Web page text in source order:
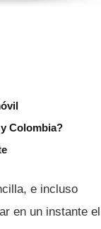
Colombia?
e incluso
en un instante el